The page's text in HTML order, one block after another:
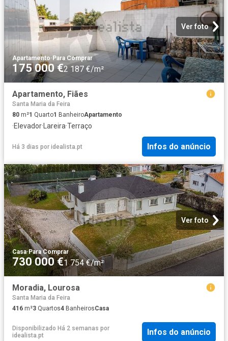
Ver foto
Apartamento·Para Comprar
175 000 €2 187 €/m²
Apartamento, Fiães
Santa Maria da Feira
80 m²1 Quarto1 BanheiroApartamento
·Elevador· Lareira·Terraço
Há 3 dias por idealista.pt Infos do anúncio
Ver foto
Casa·Para Comprar
730 000 €1 754 €/m²
Moradia, Lourosa
Santa Maria da Feira
416 m²3 Quartos4 BanheirosCasa
Disponibilizado Há 2 semanas por
idealista.pt
Infos do anúncio